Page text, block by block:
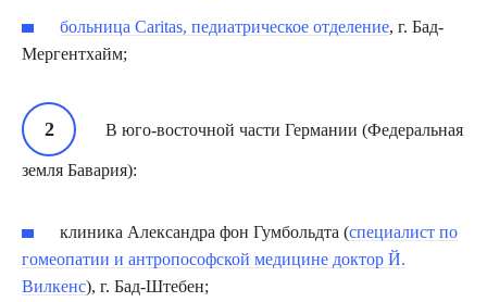
больница Caritas, педиатрическое отделение, г. Бад-
Мергентхайм;
В юго-восточной части Германии (Федеральная
земля Бавария):
клиника Александра фон Гумбольдта (специалист по
гомеопатии и антропософской медицине доктор Й.
Вилкенс), г. Бад-Штебен;